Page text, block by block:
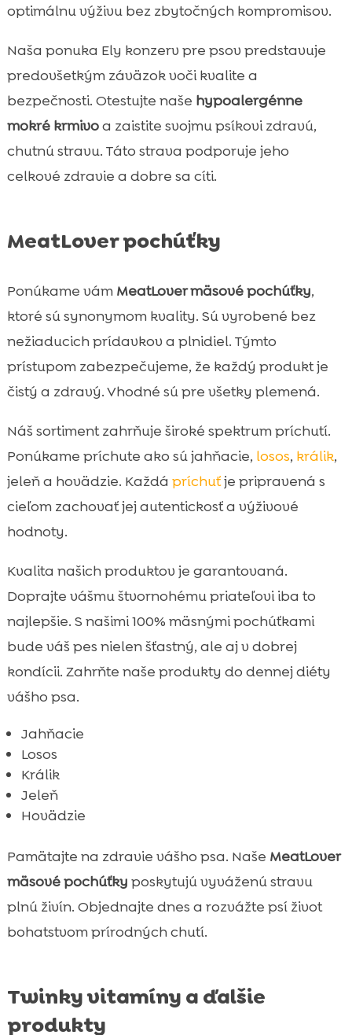
optimálnu výživu bez zbytočných kompromisov.
Naša ponuka Ely konzerv pre psov predstavuje
predovšetkým záväzok voči kvalite a
bezpečnosti. Otestujte naše hypoalergénne
mokré krmivoa zaistite svojmu psíkovi zdravú,
chutnú stravu. Táto strava podporuje jeho
celkové zdravie a dobre sa cíti.
MeatLover pochúťky
Ponúkame vám MeatLover mäsové pochúťky,
ktoré sú synonymom kvality. Sú vyrobené bez
nežiaducich prídavkov a plnidiel. Týmto
prístupom zabezpečujeme, že každý produkt je
čistý a zdravý. Vhodné sú pre všetky plemená.
Náš sortiment zahrňuje široké spektrum príchutí.
Ponúkame príchute ako sú jahňacie, losos, králik,
jeleň a hovädzie. Každá príchuťje pripravená s
cieľom zachovať jej autentickosť a výživové
hodnoty.
Kvalita našich produktov je garantovaná.
Doprajte vášmu štvornohému priateľovi iba to
najlepšie. S našimi 100% mäsnými pochúťkami
bude váš pes nielen šťastný, ale aj v dobrej
kondícii. Zahrňte naše produkty do dennej diéty
vášho psa.
Jahňacie
Losos
Králik
Jeleň
Hovädzie
Pamätajte na zdravie vášho psa. Naše MeatLover
mäsové pochúťky poskytujú vyváženú stravu
plnú živín. Objednajte dnes a rozvážte psí život
bohatstvom prírodných chutí.
Twinky vitamíny a ďalšie
produkty